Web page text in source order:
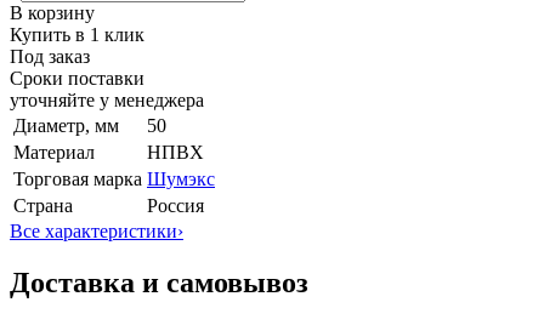
В корзину
Купить в 1 клик
Под заказ
Сроки поставки
уточняйте у менеджера
Диаметр, мм
50
Материал
НПВХ
Торговая марка Шумэкс
Страна
Россия
Все характеристики›
Доставка и самовывоз